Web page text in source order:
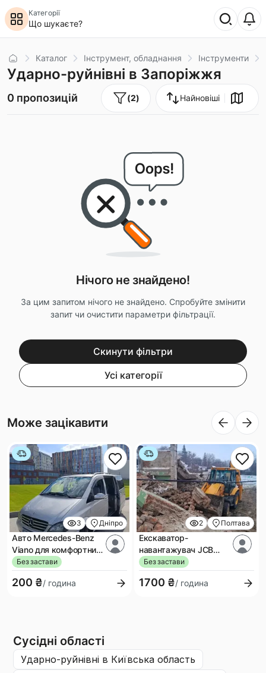
Категорії
Що шукаєте?
ГоловнаКаталог Інструмент, обладнання Інструменти
Ударно-руйнівні в Запоріжжя
0 пропозицій (2) Найновіші
Нічого не знайдено!
За цим запитом нічого не знайдено. Спробуйте змінити
запит чи очистити параметри фільтрації.
Скинути фільтри
Усі категорії
Може зацікавити
3 Дніпро
Авто Mercedes-Benz
Viano для комфортних
поїздок
Без застави
200 ₴/ година
2 Полтава
Екскаватор-
навантажувач JCB
3CX
Без застави
1700 ₴/ година
Сусідні області
ударно-руйнівні в Київська область